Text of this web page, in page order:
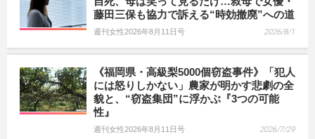
藤田三保も協力で訴える“時効撤廃”への道
週刊女性2026年8月11日号 2026/8/1
《福岡県・高級梨5000個窃盗事件》「犯人
には怒りしかない」農家が明かす悲劇の全
貌と、“窃盗集団”に浮かぶ『3つの可能
性』
週刊女性2026年8月11日号 2026/7/29